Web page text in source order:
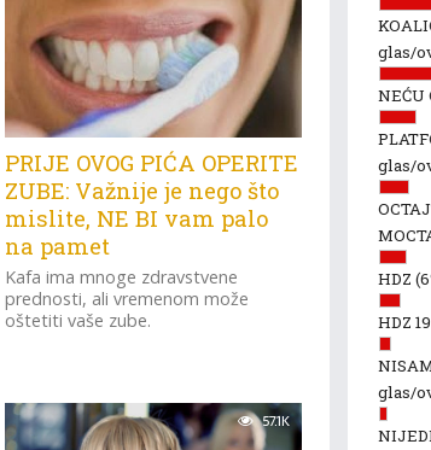
PRIJE OVOG PIĆA OPERITE
ZUBE: Važnije je nego što
mislite, NE BI vam palo
na pamet
Kafa ima mnoge zdravstvene
prednosti, ali vremenom može
oštetiti vaše zube.
57.1K
glas/
NEĆU
glas/
HDZ
HDZ
glas/